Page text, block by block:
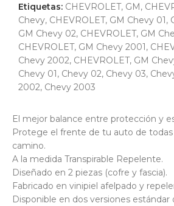
Etiquetas: CHEVROLET, GM ,
Chevy, CHEVROLET, GM Chevy 01 ,
GM Chevy 02, CHEVROLET, GM
CHEVROLET, GM Chevy 2001 ,
Chevy 2002, CHEVROLET, GM
Chevy 01 , Chevy 02, Chevy 03,
2002, Chevy 2003
El mejor balance entre protección y
Protege el frente de tu auto de todas
camino.
A la medida Transpirable Repelente.
Diseñado en 2 piezas (cofre y fascia).
Fabricado en vinipiel afelpado y
Disponible en dos versiones estándar